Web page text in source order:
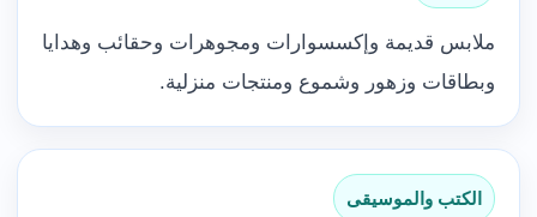
ملابس قديمة وإكسسوارات ومجوهرات وحقائب وهدايا
وبطاقات وزهور وشموع ومنتجات منزلية.
الكتب والموسيقى